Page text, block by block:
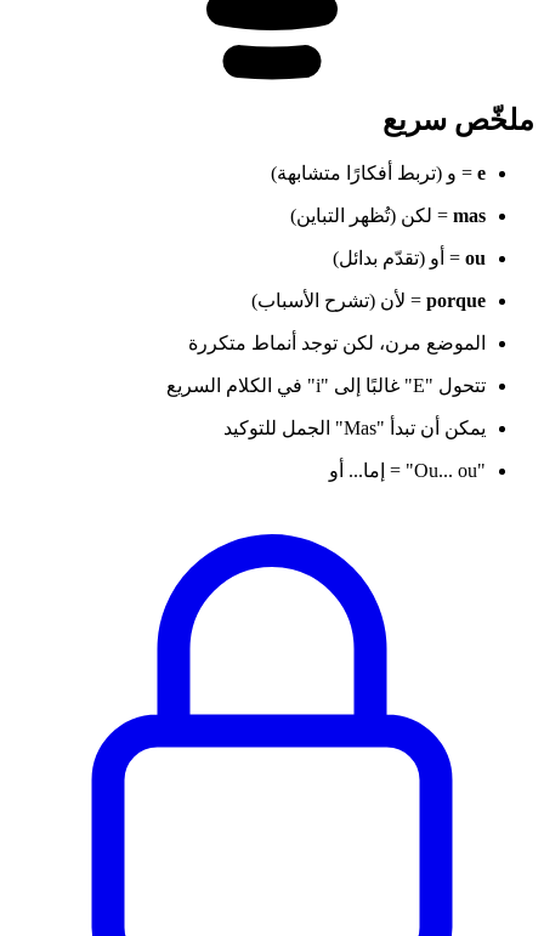
ملخّص سريع
e = و (تربط أفكارًا متشابهة)
mas = لكن (تُظهر التباين)
ou = أو (تقدّم بدائل)
porque = لأن (تشرح الأسباب)
الموضع مرن، لكن توجد أنماط متكررة
تتحول "E" غالبًا إلى "i" في الكلام السريع
يمكن أن تبدأ "Mas" الجمل للتوكيد
"Ou... ou" = إما... أو